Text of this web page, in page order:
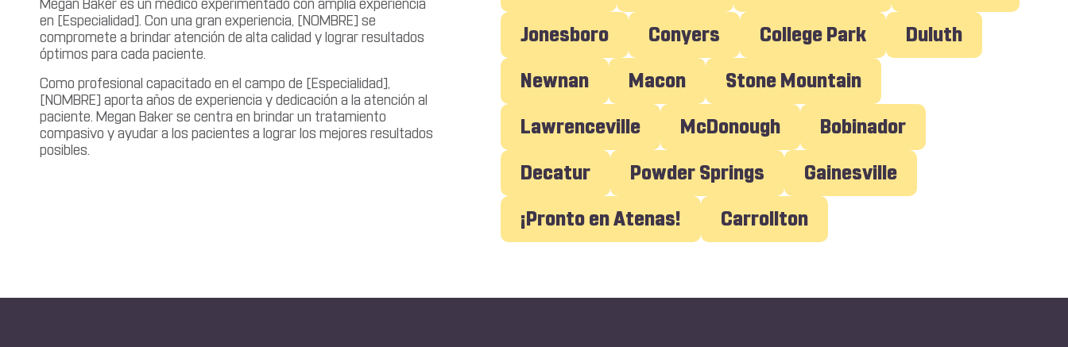
Megan Baker es un médico experimentado con amplia experiencia
en [Especialidad]. Con una gran experiencia, [NOMBRE] se
compromete a brindar atención de alta calidad y lograr resultados
óptimos para cada paciente.
Como profesional capacitado en el campo de [Especialidad],
[NOMBRE] aporta años de experiencia y dedicación a la atención al
paciente. Megan Baker se centra en brindar un tratamiento
compasivo y ayudar a los pacientes a lograr los mejores resultados
posibles.
Jonesboro
Conyers College Park
Duluth
Newnan
Macon
Stone Mountain
Lawrenceville
McDonough
Bobinador
Decatur
Powder Springs
Gainesville
¡Pronto en Atenas!
Carrollton